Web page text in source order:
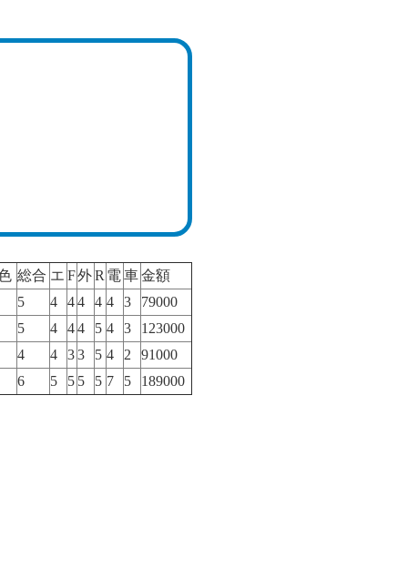
総合 エ F外R 電 車金額
5
4 44 4 4 3
79000
5
4 44 5 4 3
123000
4
4 33 5 4 2
91000
6
5 5 5 5 7 5 189000